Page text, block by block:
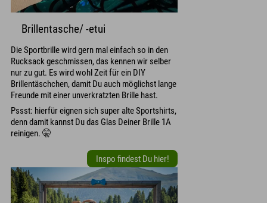
Brillentasche/ -etui
Die Sportbrille wird gern mal einfach so in den
Rucksack geschmissen, das kennen wir selber
nur zu gut. Es wird wohl Zeit für ein DIY
Brillentäschchen, damit Du auch möglichst lange
Freunde mit einer unverkratzten Brille hast.
Pssst: hierfür eignen sich super alte Sportshirts,
denn damit kannst Du das Glas Deiner Brille 1A
reinigen. 🤫
Inspo findest Du hier!